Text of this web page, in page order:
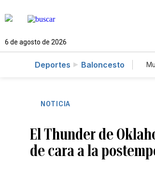
6 de agosto de 2026
Deportes Baloncesto
NOTICIA
El Thunder de
de cara a la